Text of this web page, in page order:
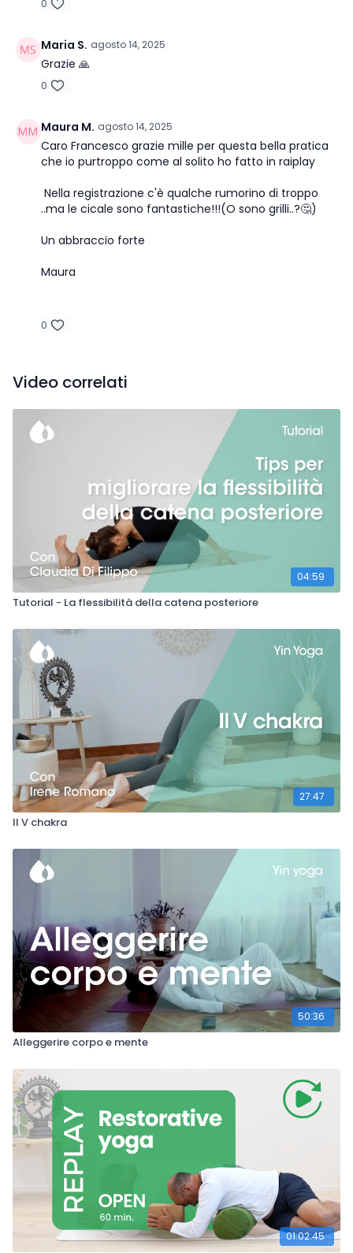
0
Maria S. agosto 14, 2025
Grazie 🙏
0
Maura M. agosto 14, 2025
Caro Francesco grazie mille per questa bella pratica
che io purtroppo come al solito ho fatto in raiplay
Nella registrazione c'è qualche rumorino di troppo
..ma le cicale sono fantastiche!!!(O sono grilli..?🤔)
Un abbraccio forte
Maura
0
Video correlati
04:59
Tutorial - La flessibilità della catena posteriore
27:47
Il V chakra
50:36
Alleggerire corpo e mente
01:02:45